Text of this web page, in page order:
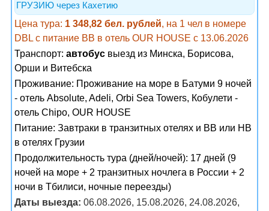
ГРУЗИЮ через Кахетию
Цена тура: 1 348,82 бел. рублей, на 1 чел в номере
DBL с питание ВВ в отель OUR HOUSE с 13.06.2026
Транспорт: автобус выезд из Минска, Борисова,
Орши и Витебска
Проживание: Проживание на море в Батуми 9 ночей
- отель Absolute, Adeli, Orbi Sea Towers, Кобулети -
отель Chipo, OUR HOUSE
Питание: Завтраки в транзитных отелях и BB или HB
в отелях Грузии
Продолжительность тура (дней/ночей): 17 дней (9
ночей на море + 2 транзитных ночлега в России + 2
ночи в Тбилиси, ночные переезды)
Даты выезда: 06.08.2026, 15.08.2026, 24.08.2026,